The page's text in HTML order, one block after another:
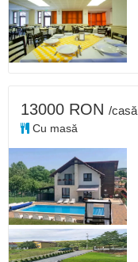
13000 RON /casă
Cu masă